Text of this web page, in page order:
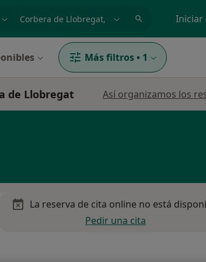
Iniciar
Más filtros • 1
de Llobregat Así organizamos los
La reserva de cita online no está
Pedir una cita